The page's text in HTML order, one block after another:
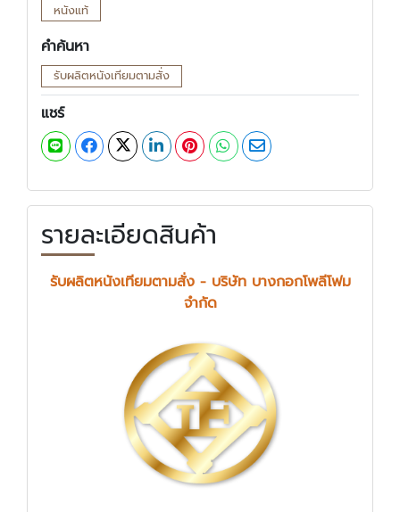
หนังแท้
คำค้นหา
รับผลิตหนังเทียมตามสั่ง
แชร์
รายละเอียดสินค้า
รับผลิตหนังเทียมตามสั่ง - บริษัท บางกอกโพลีโฟม
จำกัด